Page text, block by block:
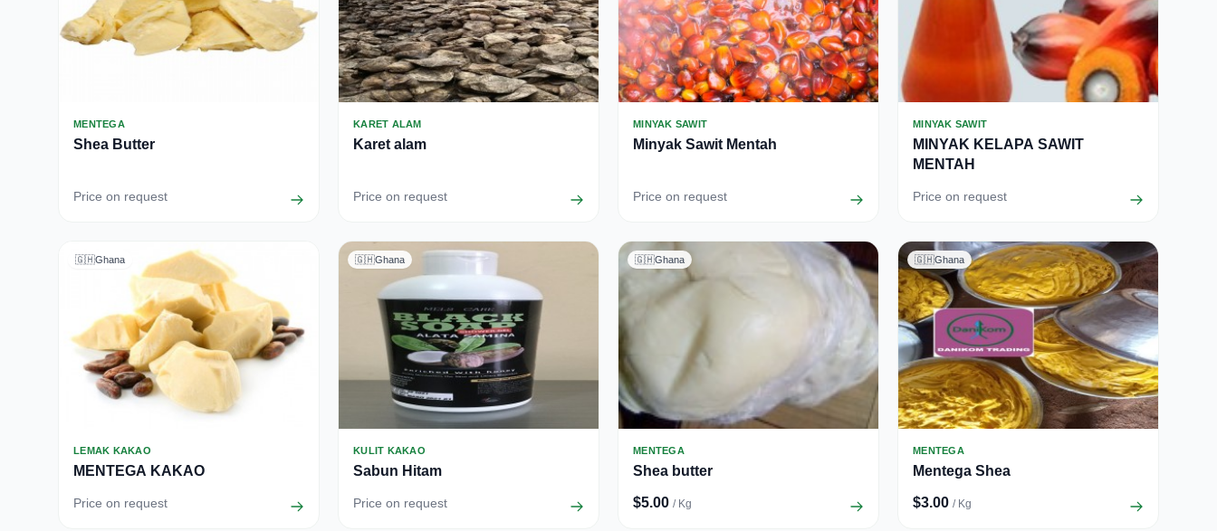
MENTEGA
Shea Butter
Price on request
KARET ALAM
Karet alam
Price on request
MINYAK SAWIT
Minyak Sawit Mentah
Price on request
MINYAK SAWIT
MINYAK KELAPA SAWIT
MENTAH
Price on request
🇬🇭Ghana
LEMAK KAKAO
MENTEGA KAKAO
Price on request
🇬🇭Ghana
KULIT KAKAO
Sabun Hitam
Price on request
🇬🇭Ghana
MENTEGA
Shea butter
$5.00 / Kg
🇬🇭Ghana
MENTEGA
Mentega Shea
$3.00 / Kg